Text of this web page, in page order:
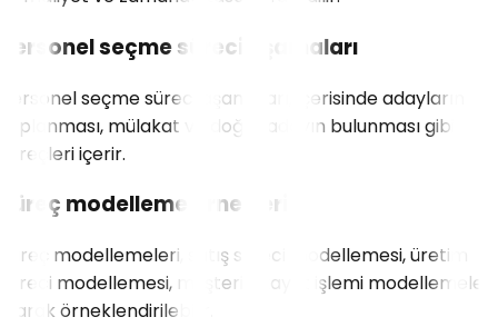
Personel seçme süreci aşamaları
Personel seçme süreci aşamaları, içerisinde adayların
toplanması, mülakat ve doğru adayın bulunması gibi
süreçleri içerir.
Süreç modelleme örnekleri
Süreç modellemeleri, satış süreci modellemesi, üretim
süreci modellemesi, müşteri şikayet işlemi modellemeleri
olarak örneklendirilebilir.